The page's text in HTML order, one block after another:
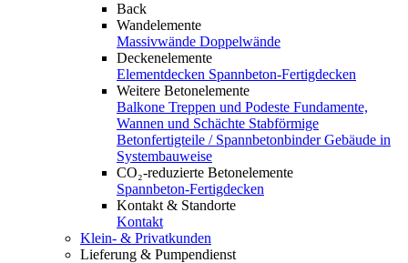
Back
Wandelemente
Massivwände Doppelwände
Deckenelemente
Elementdecken Spannbeton-Fertigdecken
Weitere Betonelemente
Balkone Treppen und Podeste Fundamente,
Wannen und Schächte Stabförmige
Betonfertigteile / Spannbetonbinder Gebäude in
Systembauweise
CO₂-reduzierte Betonelemente
Spannbeton-Fertigdecken
Kontakt & Standorte
Kontakt
Klein- & Privatkunden
Lieferung & Pumpendienst